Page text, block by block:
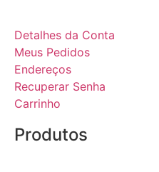
Detalhes da Conta
Meus Pedidos
Endereços
Recuperar Senha
Carrinho
Produtos